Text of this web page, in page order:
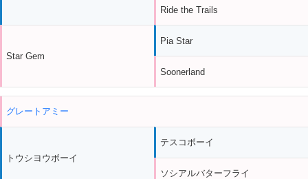
Star Gem
Ride the Trails
Pia Star
Soonerland
グレートアミー
トウシヨウボーイ
テスコボーイ
ソシアルバターフライ